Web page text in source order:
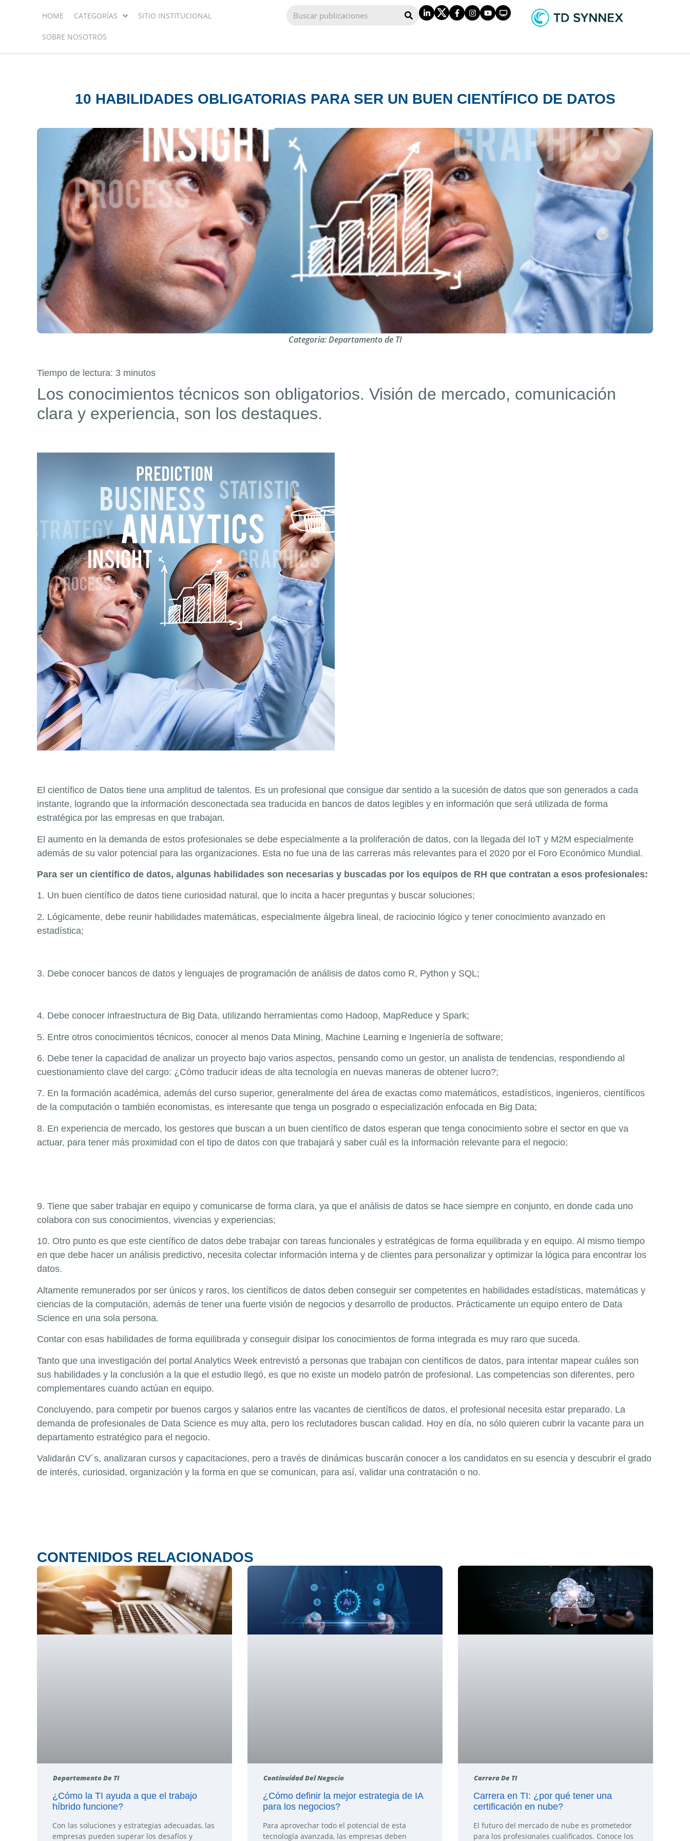
HOME CATEGORÍAS SITIO INSTITUCIONAL
SOBRE NOSOTROS
10 HABILIDADES OBLIGATORIAS PARA SER UN BUEN CIENTÍFICO DE DATOS
Categoria:Departamento de TI
Tiempo de lectura: 3 minutos
Los conocimientos técnicos son obligatorios. Visión de mercado, comunicación
clara y experiencia, son los destaques.
El científico de Datos tiene una amplitud de talentos. Es un profesional que consigue dar sentido a la sucesión de datos que son generados a cada
instante, logrando que la información desconectada sea traducida en bancos de datos legibles y en información que será utilizada de forma
estratégica por las empresas en que trabajan.
El aumento en la demanda de estos profesionales se debe especialmente a la proliferación de datos, con la llegada del IoT y M2M especialmente
además de su valor potencial para las organizaciones. Esta no fue una de las carreras más relevantes para el 2020 por el Foro Económico Mundial.
Para ser un científico de datos, algunas habilidades son necesarias y buscadas por los equipos de RH que contratan a esos profesionales:
1. Un buen científico de datos tiene curiosidad natural, que lo incita a hacer preguntas y buscar soluciones;
2. Lógicamente, debe reunir habilidades matemáticas, especialmente álgebra lineal, de raciocinio lógico y tener conocimiento avanzado en
estadística;
3. Debe conocer bancos de datos y lenguajes de programación de análisis de datos como R, Python y SQL;
4. Debe conocer infraestructura de Big Data, utilizando herramientas como Hadoop, MapReduce y Spark;
5. Entre otros conocimientos técnicos, conocer al menos Data Mining, Machine Learning e Ingeniería de software;
6. Debe tener la capacidad de analizar un proyecto bajo varios aspectos, pensando como un gestor, un analista de tendencias, respondiendo al
cuestionamiento clave del cargo: ¿Cómo traducir ideas de alta tecnología en nuevas maneras de obtener lucro?;
7. En la formación académica, además del curso superior, generalmente del área de exactas como matemáticos, estadísticos, ingenieros, científicos
de la computación o también economistas, es interesante que tenga un posgrado o especialización enfocada en Big Data;
8. En experiencia de mercado, los gestores que buscan a un buen científico de datos esperan que tenga conocimiento sobre el sector en que va
actuar, para tener más proximidad con el tipo de datos con que trabajará y saber cuál es la información relevante para el negocio;
9. Tiene que saber trabajar en equipo y comunicarse de forma clara, ya que el análisis de datos se hace siempre en conjunto, en donde cada uno
colabora con sus conocimientos, vivencias y experiencias;
10. Otro punto es que este científico de datos debe trabajar con tareas funcionales y estratégicas de forma equilibrada y en equipo. Al mismo tiempo
en que debe hacer un análisis predictivo, necesita colectar información interna y de clientes para personalizar y optimizar la lógica para encontrar los
datos.
Altamente remunerados por ser únicos y raros, los científicos de datos deben conseguir ser competentes en habilidades estadísticas, matemáticas y
ciencias de la computación, además de tener una fuerte visión de negocios y desarrollo de productos. Prácticamente un equipo entero de Data
Science en una sola persona.
Contar con esas habilidades de forma equilibrada y conseguir disipar los conocimientos de forma integrada es muy raro que suceda.
Tanto que una investigación del portal Analytics Week entrevistó a personas que trabajan con científicos de datos, para intentar mapear cuáles son
sus habilidades y la conclusión a la que el estudio llegó, es que no existe un modelo patrón de profesional. Las competencias son diferentes, pero
complementares cuando actúan en equipo.
Concluyendo, para competir por buenos cargos y salarios entre las vacantes de científicos de datos, el profesional necesita estar preparado. La
demanda de profesionales de Data Science es muy alta, pero los reclutadores buscan calidad. Hoy en día, no sólo quieren cubrir la vacante para un
departamento estratégico para el negocio.
Validarán CV´s, analizaran cursos y capacitaciones, pero a través de dinámicas buscarán conocer a los candidatos en su esencia y descubrir el grado
de interés, curiosidad, organización y la forma en que se comunican, para así, validar una contratación o no.
CONTENIDOS RELACIONADOS
Departamento De TI
¿Cómo la TI ayuda a que el trabajo
híbrido funcione?
Con las soluciones y estrategias adecuadas, las
empresas pueden superar los desafíos y
Continuidad Del Negocio
¿Cómo definir la mejor estrategia de IA
para los negocios?
Para aprovechar todo el potencial de esta
tecnología avanzada, las empresas deben
Carrera De TI
Carrera en TI: ¿por qué tener una
certificación en nube?
El futuro del mercado de nube es prometedor
para los profesionales cualificados. Conoce los